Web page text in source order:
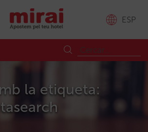
ESP
la etiqueta: